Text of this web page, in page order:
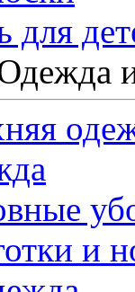
для
и